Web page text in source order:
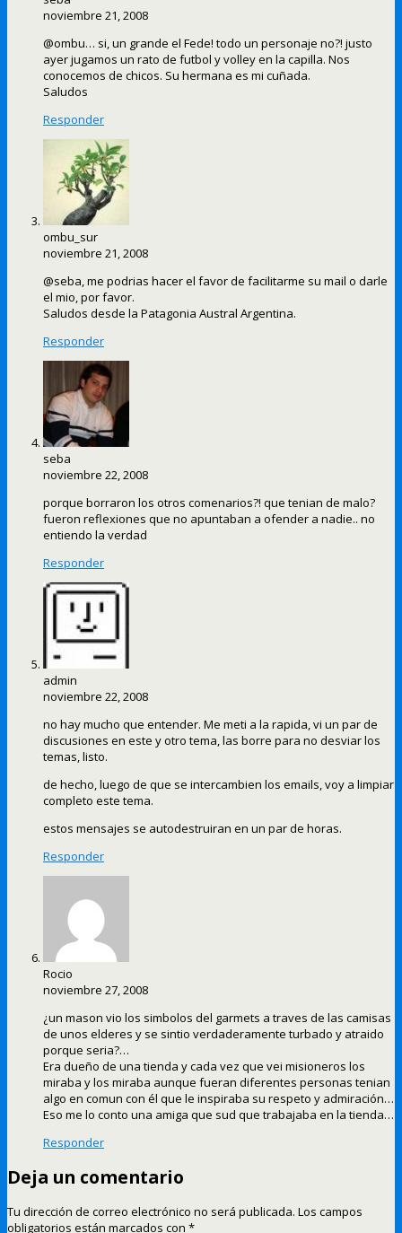
noviembre 21, 2008
@ombu… si, un grande el Fede! todo un personaje no?! justo
ayer jugamos un rato de futbol y volley en la capilla. Nos
conocemos de chicos. Su hermana es mi cuñada.
Saludos
Responder
ombu_sur
noviembre 21, 2008
@seba, me podrias hacer el favor de facilitarme su mail o darle
el mio, por favor.
Saludos desde la Patagonia Austral Argentina.
Responder
seba
noviembre 22, 2008
porque borraron los otros comenarios?! que tenian de malo?
fueron reflexiones que no apuntaban a ofender a nadie.. no
entiendo la verdad
Responder
admin
noviembre 22, 2008
no hay mucho que entender. Me meti a la rapida, vi un par de
discusiones en este y otro tema, las borre para no desviar los
temas, listo.
de hecho, luego de que se intercambien los emails, voy a limpiar
completo este tema.
estos mensajes se autodestruiran en un par de horas.
Responder
Rocio
noviembre 27, 2008
¿un mason vio los simbolos del garmets a traves de las camisas
de unos elderes y se sintio verdaderamente turbado y atraido
porque seria?…
Era dueño de una tienda y cada vez que vei misioneros los
miraba y los miraba aunque fueran diferentes personas tenian
algo en comun con él que le inspiraba su respeto y admiración…
Eso me lo conto una amiga que sud que trabajaba en la tienda…
Responder
Deja un comentario
Tu dirección de correo electrónico no será publicada. Los campos
obligatorios están marcados con *